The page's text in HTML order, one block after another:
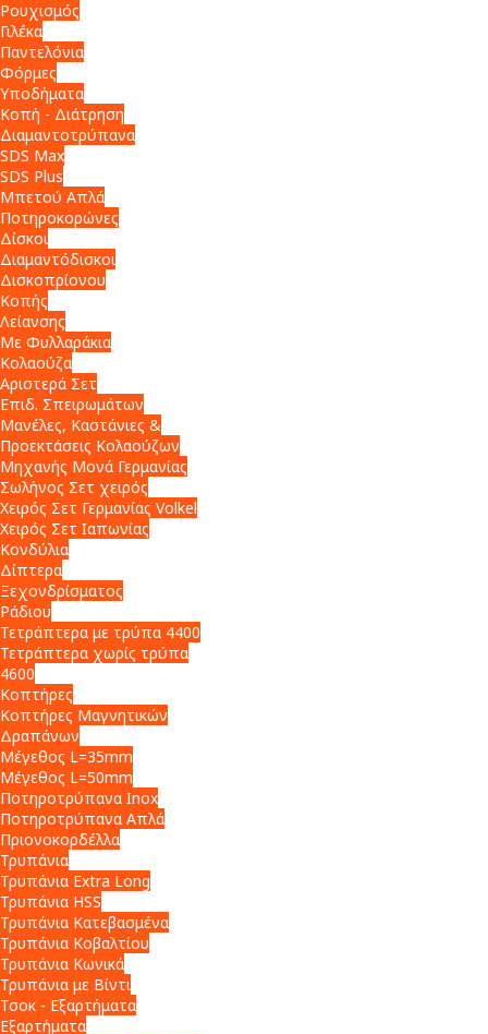
Ρουχισμός
Γιλέκα
Παντελόνια
Φόρμες
Υποδήματα
Κοπή - Διάτρηση
Διαμαντοτρύπανα
SDS Max
SDS Plus
Μπετού Απλά
Ποτηροκορώνες
Δίσκοι
Διαμαντόδισκοι
Δισκοπρίονου
Κοπής
Λείανσης
Με Φυλλαράκια
Κολαούζα
Αριστερά Σετ
Επιδ. Σπειρωμάτων
Μανέλες, Καστάνιες &
Προεκτάσεις Κολαούζων
Μηχανής Μονά Γερμανίας
Σωλήνος Σετ χειρός
Χειρός Σετ Γερμανίας Volkel
Χειρός Σετ Ιαπωνίας
Κονδύλια
Δίπτερα
Ξεχονδρίσματος
Ράδιου
Τετράπτερα με τρύπα 4400
Τετράπτερα χωρίς τρύπα
4600
Κοπτήρες
Κοπτήρες Μαγνητικών
Δραπάνων
Μέγεθος L=35mm
Μέγεθος L=50mm
Ποτηροτρύπανα Inox
Ποτηροτρύπανα Απλά
Πριονοκορδέλλα
Τρυπάνια
Τρυπάνια Extra Long
Τρυπάνια HSS
Τρυπάνια Κατεβασμένα
Τρυπάνια Κοβαλτίου
Τρυπάνια Κωνικά
Τρυπάνια με Βίντι
Τσοκ - Εξαρτήματα
Εξαρτήματα